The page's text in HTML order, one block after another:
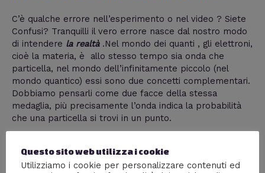
C’è qualche errore nell’esperimento o nel video ? Siete
Confusi? Tranquilli il vero errore nasce dal nostro modo
di intendere la realtà.Nel mondo dei quanti , gli elettroni,
cioè la materia, è allo stesso tempo sia onda che
particella, nel mondo dell’infinitamente piccolo (nel
mondo quantico) essi sono due concetti complementari.
Dobbiamo pensarli come due facce della stessa
medaglia, più precisamente l’onda indica la probabilità
che una particella si trovi in un punto.
Questo sito web utilizza i cookie
Utilizziamo i cookie per personalizzare contenuti ed